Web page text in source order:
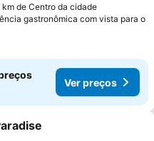
de Centro da cidade
gastronômica com vista para o
Ver preços
aos favoritos